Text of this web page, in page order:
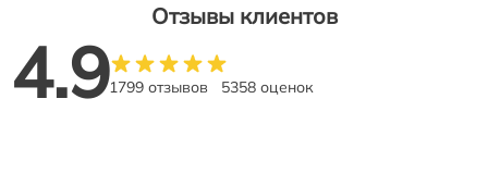
Отзывы клиентов
4.91799 отзывов 5358 оценок